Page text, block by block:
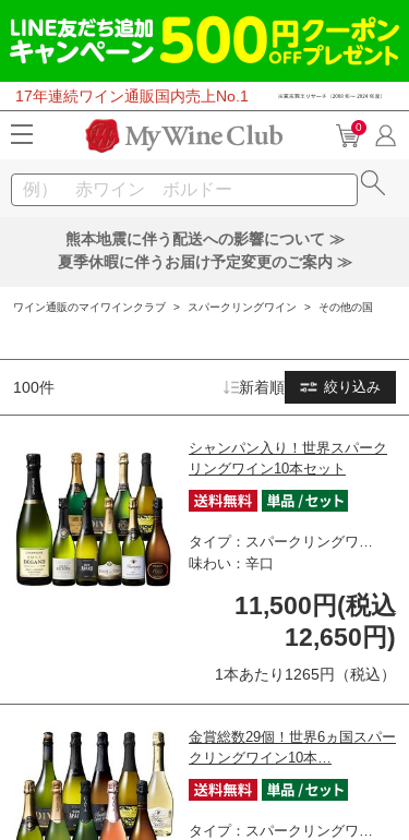
17年連続ワイン通販国内売上No.1
0
熊本地震に伴う配送への影響について ≫
夏季休暇に伴うお届け予定変更のご案内 ≫
ワイン通販のマイワインクラブ > スパークリングワイン > その他の国
100件 絞り込み
新着順
シャンパン入り！世界スパーク
リングワイン10本セット
タイプ：スパークリングワ…
味わい：辛口
11,500円(税込
12,650円)
1本あたり1265円（税込）
金賞総数29個！世界6ヵ国スパー
クリングワイン10本…
タイプ：スパークリングワ…